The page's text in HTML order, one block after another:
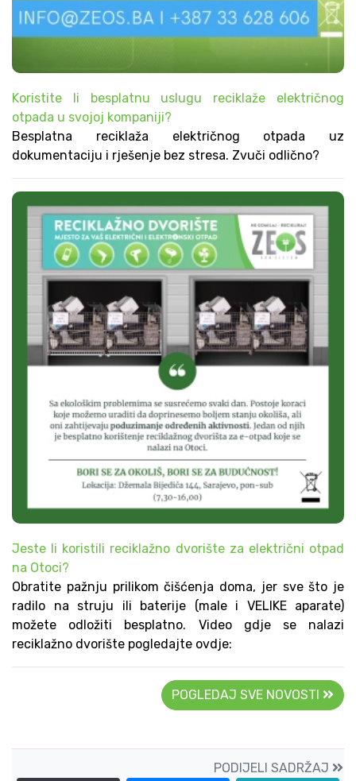
Koristite li besplatnu uslugu reciklaže električnog
otpada u svojoj kompaniji?
Besplatna reciklaža električnog otpada uz
dokumentaciju i rješenje bez stresa. Zvuči odlično?
Jeste li koristili reciklažno dvorište za električni otpad
na Otoci?
Obratite pažnju prilikom čišćenja doma, jer sve što je
radilo na struju ili baterije (male i VELIKE aparate)
možete odložiti besplatno. Video gdje se nalazi
reciklažno dvorište pogledajte ovdje:
POGLEDAJ SVE NOVOSTI
PODIJELI SADRŽAJ